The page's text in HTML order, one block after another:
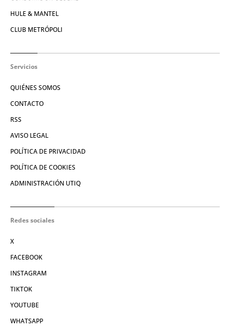
HULE & MANTEL
CLUB METRÓPOLI
Servicios
QUIÉNES SOMOS
CONTACTO
RSS
AVISO LEGAL
POLÍTICA DE PRIVACIDAD
POLÍTICA DE COOKIES
ADMINISTRACIÓN UTIQ
Redes sociales
X
FACEBOOK
INSTAGRAM
TIKTOK
YOUTUBE
WHATSAPP